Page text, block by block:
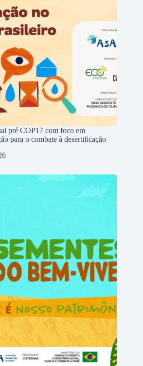
pré COP17 com foco em
para o combate à desertificação